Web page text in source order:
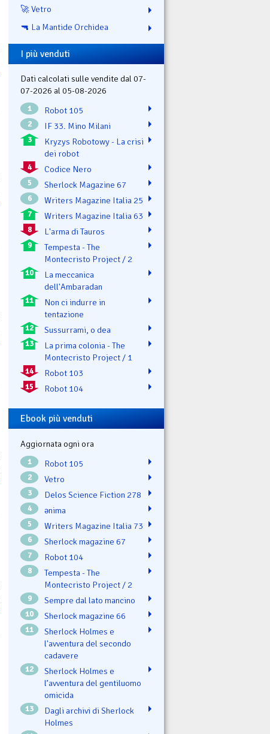
🚀 Vetro
🔫 La Mantide Orchidea
I più venduti
Dati calcolati sulle vendite dal 07-
07-2026 al 05-08-2026
1 Robot 105
2 IF 33. Mino Milani
3
Kryzys Robotowy - La crisi
dei robot
4 Codice Nero
5 Sherlock Magazine 67
6 Writers Magazine Italia 25
7 Writers Magazine Italia 63
8 L'arma di Tauros
9
Tempesta - The
Montecristo Project / 2
10
La meccanica
dell'Ambaradan
11
Non ci indurre in
tentazione
12 Sussurrami, o dea
13
La prima colonia - The
Montecristo Project / 1
14 Robot 103
15 Robot 104
Ebook più venduti
Aggiornata ogni ora
1 Robot 105
2 Vetro
3 Delos Science Fiction 278
4 ənima
5 Writers Magazine Italia 73
6 Sherlock magazine 67
7 Robot 104
8
Tempesta - The
Montecristo Project / 2
9 Sempre dal lato mancino
10 Sherlock magazine 66
11
Sherlock Holmes e
l'avventura del secondo
cadavere
12
Sherlock Holmes e
l’avventura del gentiluomo
omicida
13
Dagli archivi di Sherlock
Holmes